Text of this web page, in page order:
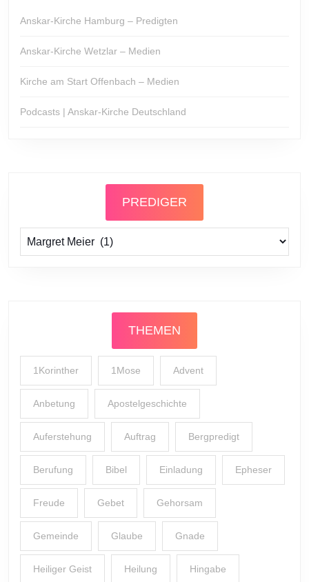
Anskar-Kirche Hamburg – Predigten
Anskar-Kirche Wetzlar – Medien
Kirche am Start Offenbach – Medien
Podcasts | Anskar-Kirche Deutschland
PREDIGER
Prediger
THEMEN
1Korinther 1Mose Advent
Anbetung Apostelgeschichte
Auferstehung Auftrag Bergpredigt
Berufung Bibel Einladung Epheser
Freude Gebet Gehorsam
Gemeinde Glaube Gnade
Heiliger Geist Heilung Hingabe